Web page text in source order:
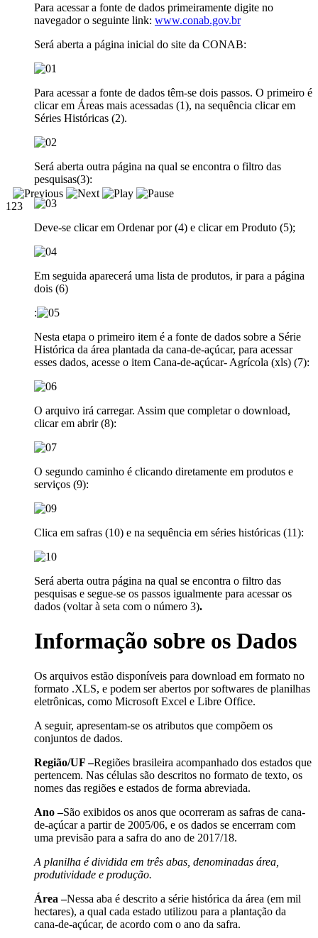
123
Para acessar a fonte de dados primeiramente digite no
navegador o seguinte link: www.conab.gov.br
Será aberta a página inicial do site da CONAB:
Para acessar a fonte de dados têm-se dois passos. O primeiro é
clicar em Áreas mais acessadas (1), na sequência clicar em
Séries Históricas (2).
Será aberta outra página na qual se encontra o filtro das
pesquisas(3):
Deve-se clicar em Ordenar por (4) e clicar em Produto (5);
Em seguida aparecerá uma lista de produtos, ir para a página
dois (6)
:
Nesta etapa o primeiro item é a fonte de dados sobre a Série
Histórica da área plantada da cana-de-açúcar, para acessar
esses dados, acesse o item Cana-de-açúcar- Agrícola (xls) (7):
O arquivo irá carregar. Assim que completar o download,
clicar em abrir (8):
O segundo caminho é clicando diretamente em produtos e
serviços (9):
Clica em safras (10) e na sequência em séries históricas (11):
Será aberta outra página na qual se encontra o filtro das
pesquisas e segue-se os passos igualmente para acessar os
dados (voltar à seta com o número 3).
Informação sobre os Dados
Os arquivos estão disponíveis para download em formato no
formato .XLS, e podem ser abertos por softwares de planilhas
eletrônicas, como Microsoft Excel e Libre Office.
A seguir, apresentam-se os atributos que compõem os
conjuntos de dados.
Região/UF –Regiões brasileira acompanhado dos estados que
pertencem. Nas células são descritos no formato de texto, os
nomes das regiões e estados de forma abreviada.
Ano –São exibidos os anos que ocorreram as safras de cana-
de-açúcar a partir de 2005/06, e os dados se encerram com
uma previsão para a safra do ano de 2017/18.
A planilha é dividida em três abas, denominadas área,
produtividade e produção.
Área –Nessa aba é descrito a série histórica da área (em mil
hectares), a qual cada estado utilizou para a plantação da
cana-de-açúcar, de acordo com o ano da safra.